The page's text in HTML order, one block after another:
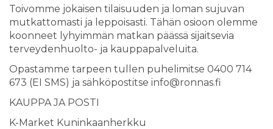
Toivomme jokaisen tilaisuuden ja loman sujuvan
mutkattomasti ja leppoisasti. Tähän osioon olemme
koonneet lyhyimmän matkan päässä sijaitsevia
terveydenhuolto- ja kauppapalveluita.
Opastamme tarpeen tullen puhelimitse 0400 714
673 (EI SMS) ja sähköpostitse info@ronnas.fi
KAUPPA JA POSTI
K-Market Kuninkaanherkku